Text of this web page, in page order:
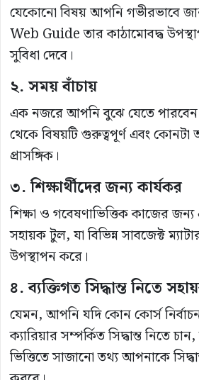
যেকোনো বিষয় আপনি গভীরভাবে
Web Guide তার কাঠামোবদ্ধ
সুবিধা দেবে।
২. সময় বাঁচায়
এক নজরে আপনি বুঝে যেতে
থেকে বিষয়টি গুরুত্বপূর্ণ এবং
প্রাসঙ্গিক।
৩. শিক্ষার্থীদের জন্য কার্যকর
শিক্ষা ও গবেষণাভিত্তিক কাজের
সহায়ক টুল, যা বিভিন্ন সাবজেক্ট
উপস্থাপন করে।
৪. ব্যক্তিগত সিদ্ধান্ত নিতে
যেমন, আপনি যদি কোন কোর্স
ক্যারিয়ার সম্পর্কিত সিদ্ধান্ত নিতে
ভিত্তিতে সাজানো তথ্য আপনাকে